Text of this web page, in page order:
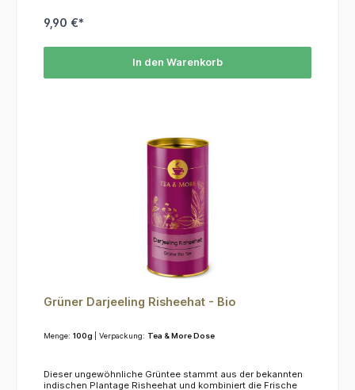
9,90 €*
In den Warenkorb
Grüner Darjeeling Risheehat - Bio
Menge: 100g | Verpackung: Tea & More Dose
Dieser ungewöhnliche Grüntee stammt aus der bekannten
indischen Plantage Risheehat und kombiniert die Frische